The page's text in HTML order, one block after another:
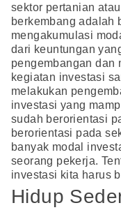
sektor pertanian
berkembang adalah
mengakumulasi
dari keuntungan
pengembangan dan
kegiatan investasi
melakukan
investasi yang
sudah berorientasi
berorientasi pada
banyak modal
seorang pekerja.
investasi kita harus
Hidup